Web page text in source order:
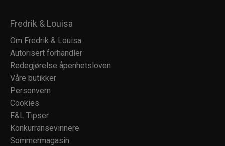
Fredrik & Louisa
Om Fredrik & Louisa
Autorisert forhandler
Redegjørelse åpenhetsloven
Våre butikker
Personvern
Cookies
F&L Tipser
Konkurransevinnere
Sommermagasin